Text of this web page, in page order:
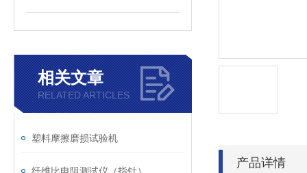
相关文章
RELATED ARTICLES
塑料摩擦磨损试验机
产品详情